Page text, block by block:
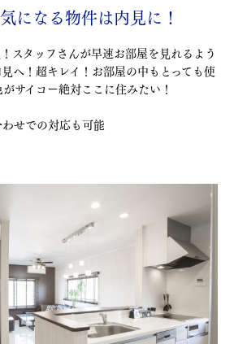
なる物件は内見に！
スタッフさんが早速お部屋を見れるよう
へ！超キレイ！お部屋の中もとっても使
サイコー絶対ここに住みたい！
せでの対応も可能